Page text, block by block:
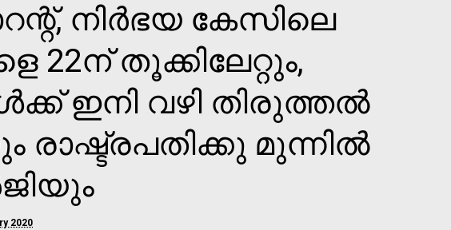
നിര്‍ഭയ കേസിലെ
22ന് തൂക്കിലേറ്റും,
ഇനി വഴി തിരുത്തല്‍
രാഷ്ട്രപതിക്കു മുന്നില്‍
2020